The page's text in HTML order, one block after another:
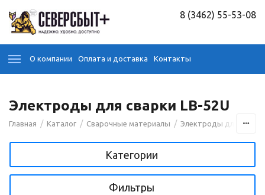
8 (3462) 55-53-08
О компании Оплата и доставка Контакты
Электроды для сварки LB-52U
Главная / Каталог / Сварочные материалы / Электроды для сварки
Категории
Фильтры